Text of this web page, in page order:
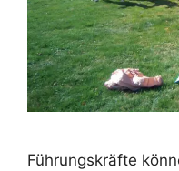
Führungskräfte